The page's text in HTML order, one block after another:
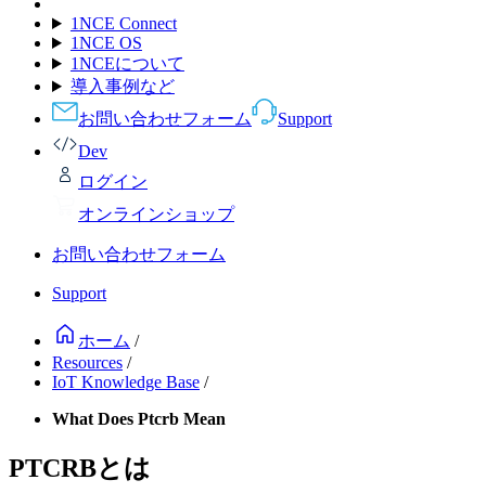
1NCE Connect
1NCE OS
1NCEについて
導入事例など
お問い合わせフォーム
Support
Dev
ログイン
オンラインショップ
お問い合わせフォーム
Support
ホーム /
Resources /
IoT Knowledge Base /
What Does Ptcrb Mean
PTCRBとは